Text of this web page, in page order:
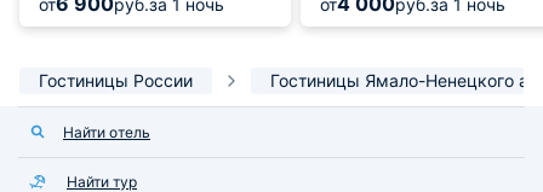
от руб.за 1 ночь от руб.за 1 ночь
Гостиницы России Гостиницы Ямало-Ненецкого
Найти отель
Найти тур